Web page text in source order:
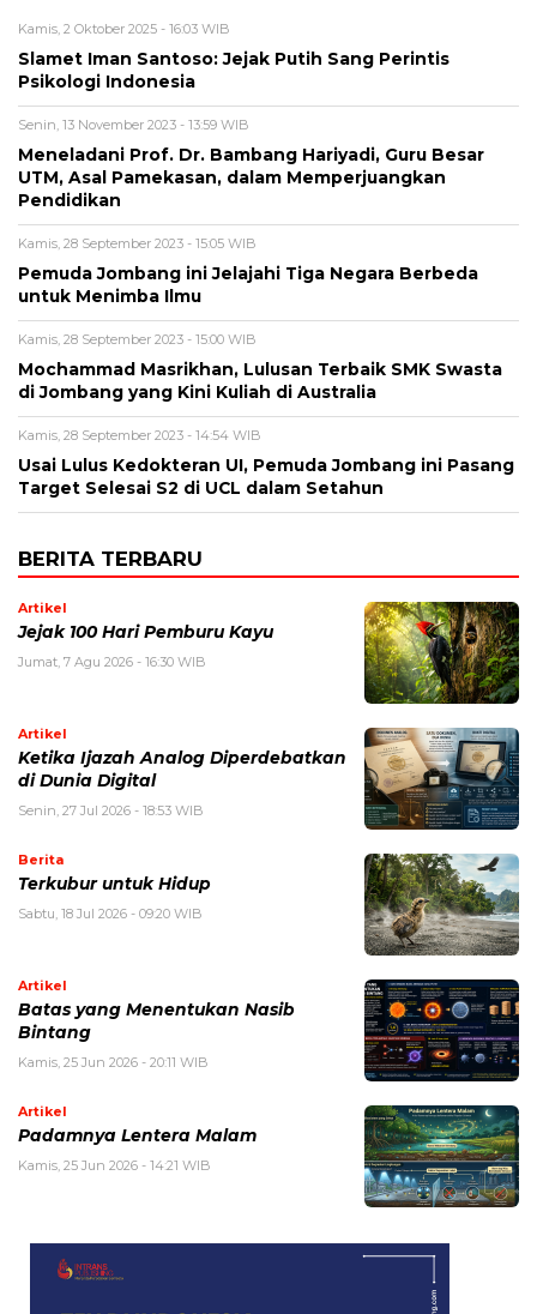
Kamis, 2 Oktober 2025 - 16:03 WIB
Slamet Iman Santoso: Jejak Putih Sang Perintis
Psikologi Indonesia
Senin, 13 November 2023 - 13:59 WIB
Meneladani Prof. Dr. Bambang Hariyadi, Guru Besar
UTM, Asal Pamekasan, dalam Memperjuangkan
Pendidikan
Kamis, 28 September 2023 - 15:05 WIB
Pemuda Jombang ini Jelajahi Tiga Negara Berbeda
untuk Menimba Ilmu
Kamis, 28 September 2023 - 15:00 WIB
Mochammad Masrikhan, Lulusan Terbaik SMK Swasta
di Jombang yang Kini Kuliah di Australia
Kamis, 28 September 2023 - 14:54 WIB
Usai Lulus Kedokteran UI, Pemuda Jombang ini Pasang
Target Selesai S2 di UCL dalam Setahun
BERITA TERBARU
Artikel
Jejak 100 Hari Pemburu Kayu
Jumat, 7 Agu 2026 - 16:30 WIB
Artikel
Ketika Ijazah Analog Diperdebatkan
di Dunia Digital
Senin, 27 Jul 2026 - 18:53 WIB
Berita
Terkubur untuk Hidup
Sabtu, 18 Jul 2026 - 09:20 WIB
Artikel
Batas yang Menentukan Nasib
Bintang
Kamis, 25 Jun 2026 - 20:11 WIB
Artikel
Padamnya Lentera Malam
Kamis, 25 Jun 2026 - 14:21 WIB